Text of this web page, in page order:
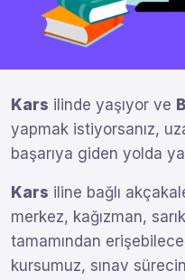
Kars ilinde yaşıyor ve
yapmak istiyorsanız,
başarıya giden yolda
Kars iline bağlı
merkez, kağızman,
tamamından
kursumuz, sınav